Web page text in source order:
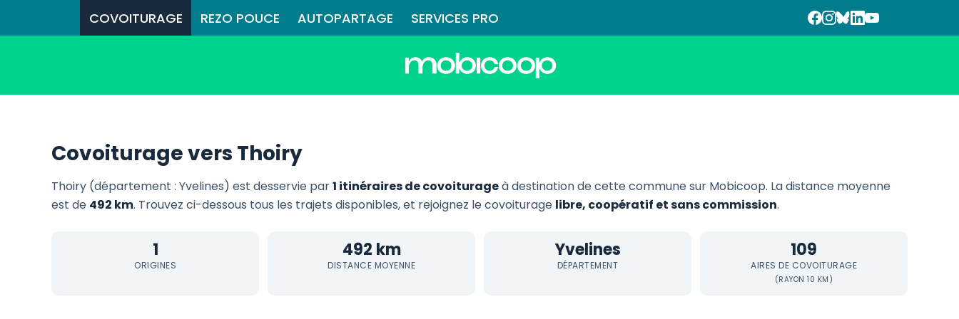
COVOITURAGE REZO POUCE AUTOPARTAGE SERVICES PRO
Covoiturage vers Thoiry
Thoiry (département : Yvelines) est desservie par1 itinéraires de covoiturageà destination de cette commune sur Mobicoop. La distance moyenne
est de 492 km. Trouvez ci-dessous tous les trajets disponibles, et rejoignez le covoiturage libre, coopératif et sans commission.
1
ORIGINES
492 km
DISTANCE MOYENNE
Yvelines
DÉPARTEMENT
109
AIRES DE COVOITURAGE
(RAYON 10 KM)